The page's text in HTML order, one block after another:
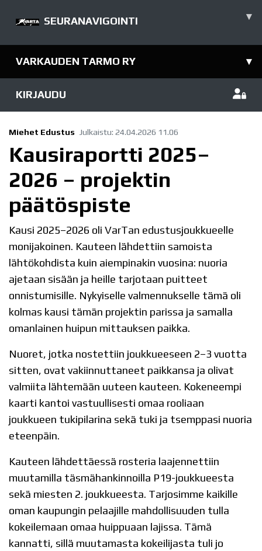
SEURANAVIGOINTI ▾
VARKAUDEN TARMO RY ▾
KIRJAUDU
Miehet Edustus Julkaistu: 24.04.2026 11.06
​Kausiraportti 2025–
2026 – projektin
päätöspiste
Kausi 2025–2026 oli VarTan edustusjoukkueelle
monijakoinen. Kauteen lähdettiin samoista
lähtökohdista kuin aiempinakin vuosina: nuoria
ajetaan sisään ja heille tarjotaan puitteet
onnistumisille. Nykyiselle valmennukselle tämä oli
kolmas kausi tämän projektin parissa ja samalla
omanlainen huipun mittauksen paikka.
Nuoret, jotka nostettiin joukkueeseen 2–3 vuotta
sitten, ovat vakiinnuttaneet paikkansa ja olivat
valmiita lähtemään uuteen kauteen. Kokeneempi
kaarti kantoi vastuullisesti omaa rooliaan
joukkueen tukipilarina sekä tuki ja tsemppasi nuoria
eteenpäin.
Kauteen lähdettäessä rosteria laajennettiin
muutamilla täsmähankinnoilla P19-joukkueesta
sekä miesten 2. joukkueesta. Tarjosimme kaikille
oman kaupungin pelaajille mahdollisuuden tulla
kokeilemaan omaa huippuaan lajissa. Tämä
kannatti, sillä muutamasta kokeilijasta tuli jo